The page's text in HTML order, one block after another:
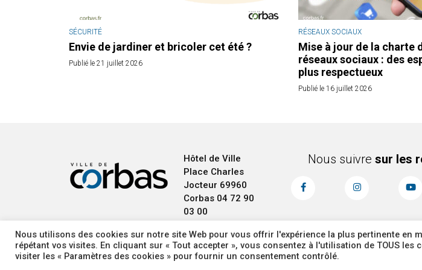
SÉCURITÉ
Envie de jardiner et bricoler cet été ?
Publié le 21 juillet 2026
RÉSEAUX SOCIAUX
Mise à jour de la charte
réseaux sociaux : des
plus respectueux
Publié le 16 juillet 2026
Hôtel de Ville
Place Charles
Jocteur 69960
Corbas 04 72 90
03 00
Nous suivresur les
Nous utilisons des cookies sur notre site Web pour vous offrir l'expérience la plus pertinente en
répétant vos visites. En cliquant sur « Tout accepter », vous consentez à l'utilisation de TOUS les
visiter les « Paramètres des cookies » pour fournir un consentement contrôlé.